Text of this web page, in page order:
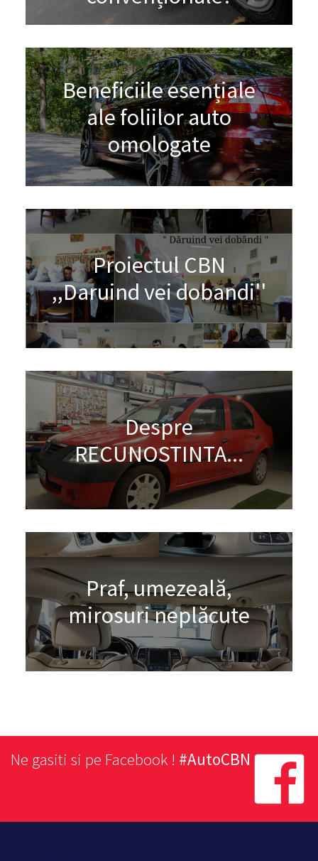
Beneficiile esențiale
ale foliilor auto
omologate
Proiectul CBN
,,Daruind vei dobandi''
Despre
RECUNOSTINTA...
Praf, umezeală,
mirosuri neplăcute
Ne gasiti si pe Facebook ! #AutoCBN